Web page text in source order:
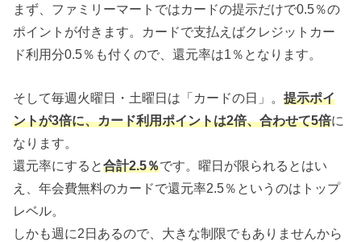
まず、ファミリーマートではカードの提示だけで0.5％の
ポイントが付きます。カードで支払えばクレジットカー
ド利用分0.5％も付くので、還元率は1％となります。
そして毎週火曜日・土曜日は「カードの日」。提示ポイ
ントが3倍に、カード利用ポイントは2倍、合わせて5倍に
なります。
還元率にすると合計2.5％です。曜日が限られるとはい
え、年会費無料のカードで還元率2.5％というのはトップ
レベル。
しかも週に2日あるので、大きな制限でもありませんから